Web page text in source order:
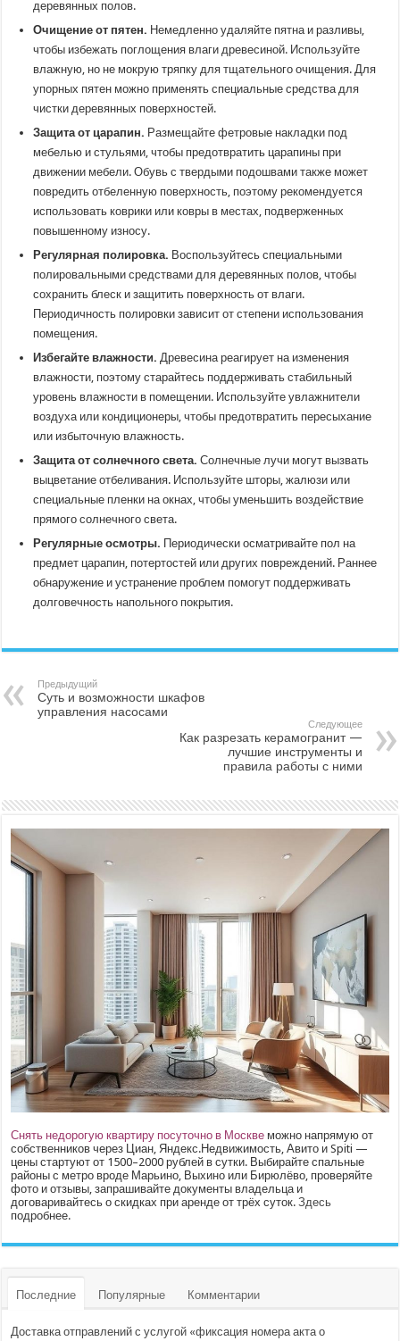
деревянных полов.
Очищение от пятен. Немедленно удаляйте пятна и разливы,
чтобы избежать поглощения влаги древесиной. Используйте
влажную, но не мокрую тряпку для тщательного очищения. Для
упорных пятен можно применять специальные средства для
чистки деревянных поверхностей.
Защита от царапин. Размещайте фетровые накладки под
мебелью и стульями, чтобы предотвратить царапины при
движении мебели. Обувь с твердыми подошвами также может
повредить отбеленную поверхность, поэтому рекомендуется
использовать коврики или ковры в местах, подверженных
повышенному износу.
Регулярная полировка. Воспользуйтесь специальными
полировальными средствами для деревянных полов, чтобы
сохранить блеск и защитить поверхность от влаги.
Периодичность полировки зависит от степени использования
помещения.
Избегайте влажности. Древесина реагирует на изменения
влажности, поэтому старайтесь поддерживать стабильный
уровень влажности в помещении. Используйте увлажнители
воздуха или кондиционеры, чтобы предотвратить пересыхание
или избыточную влажность.
Защита от солнечного света. Солнечные лучи могут вызвать
выцветание отбеливания. Используйте шторы, жалюзи или
специальные пленки на окнах, чтобы уменьшить воздействие
прямого солнечного света.
Регулярные осмотры. Периодически осматривайте пол на
предмет царапин, потертостей или других повреждений. Раннее
обнаружение и устранение проблем помогут поддерживать
долговечность напольного покрытия.
Предыдущий
Суть и возможности шкафов
управления насосами
Следующее
Как разрезать керамогранит —
лучшие инструменты и
правила работы с ними
Снять недорогую квартиру посуточно в Москве можно напрямую от
собственников через Циан, Яндекс.Недвижимость, Авито и Spiti —
цены стартуют от 1500–2000 рублей в сутки. Выбирайте спальные
районы с метро вроде Марьино, Выхино или Бирюлёво, проверяйте
фото и отзывы, запрашивайте документы владельца и
договаривайтесь о скидках при аренде от трёх суток.Здесь
подробнее.
Последние Популярные Комментарии
Доставка отправлений с услугой «фиксация номера акта о